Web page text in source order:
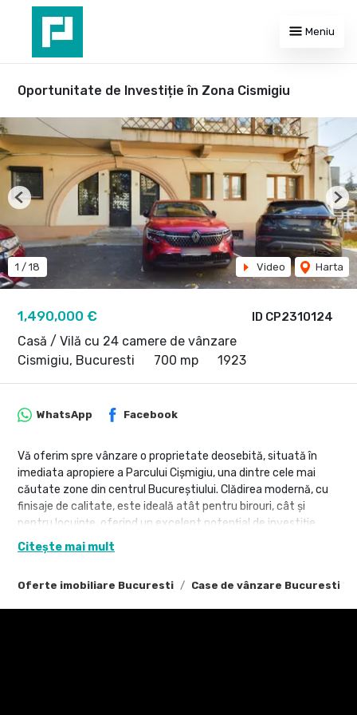
Meniu
Oportunitate de Investiție în Zona Cismigiu
ID CP2310124
1,490,000 €
Casă / Vilă cu 24 camere de vânzare
Cismigiu, Bucuresti
700 mp 1923
1 / 18 Video Harta
Previous
Oferte imobiliare Bucuresti Case de vânzare Bucuresti
WhatsApp Facebook
Vă oferim spre vânzare o proprietate deosebită, situată în
imediata apropiere a Parcului Cișmigiu, una dintre cele mai
căutate zone din centrul Bucureștiului. Clădirea modernă, cu
finisaje de calitate, este ideală atât pentru birouri, cât și
pentru locuințe, oferind un excelent potențial de investiție.
Detalii proprietate:
Suprafață utilă: 700 mp
Citește mai mult